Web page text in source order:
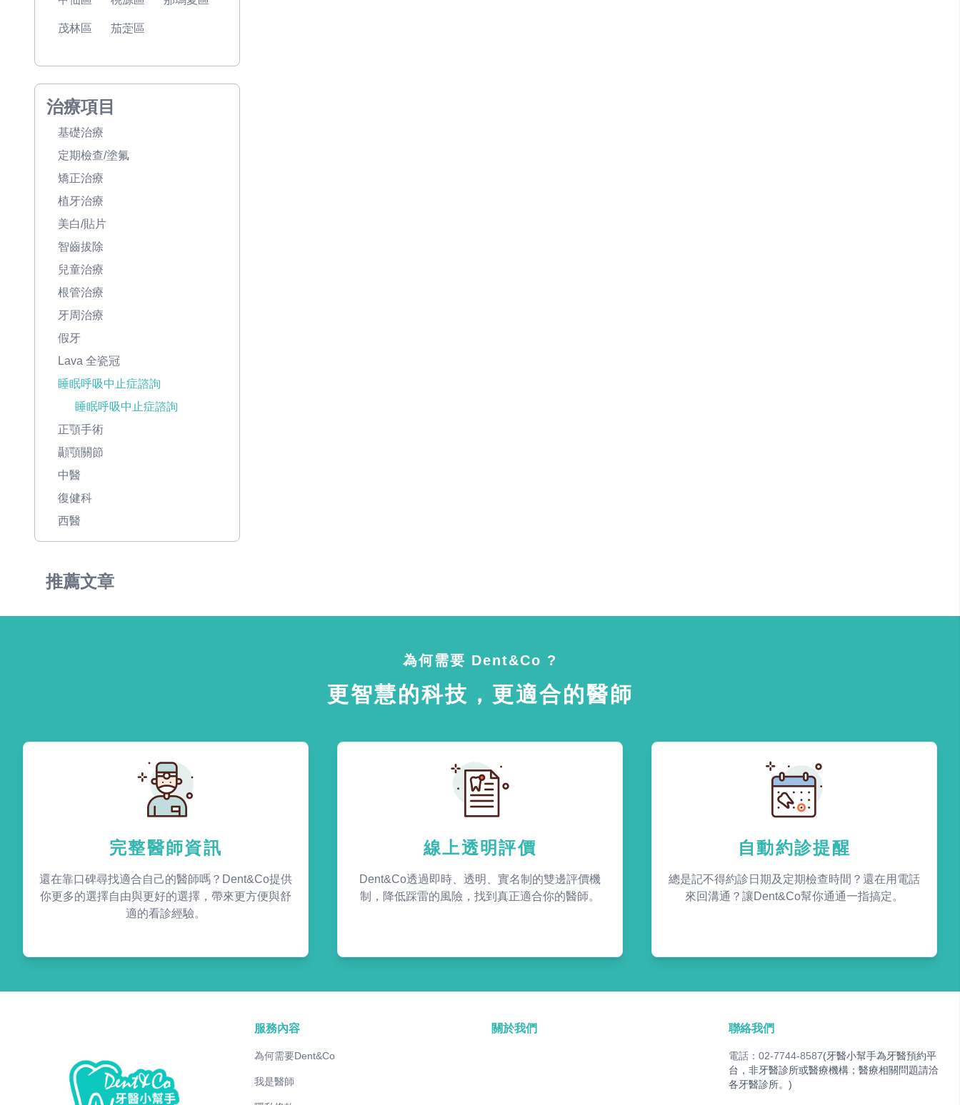
茂林區 茄萣區
治療項目
基礎治療
定期檢查/塗氟
矯正治療
植牙治療
美白/貼片
智齒拔除
兒童治療
根管治療
牙周治療
假牙
Lava 全瓷冠
睡眠呼吸中止症諮詢
睡眠呼吸中止症諮詢
正顎手術
顳顎關節
中醫
復健科
西醫
推薦文章
為何需要 Dent&Co ?
更智慧的科技，更適合的醫師
完整醫師資訊
還在靠口碑尋找適合自己的醫師嗎？Dent&Co提供
你更多的選擇自由與更好的選擇，帶來更方便與舒
適的看診經驗。
線上透明評價
Dent&Co透過即時、透明、實名制的雙邊評價機
制，降低踩雷的風險，找到真正適合你的醫師。
自動約診提醒
總是記不得約診日期及定期檢查時間？還在用電話
來回溝通？讓Dent&Co幫你通通一指搞定。
服務內容
為何需要Dent&Co
我是醫師
關於我們 聯絡我們
電話：02-7744-8587(牙醫小幫手為牙醫預約平
台，非牙醫診所或醫療機構；醫療相關問題請洽
各牙醫診所。)